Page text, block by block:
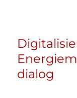
dialog